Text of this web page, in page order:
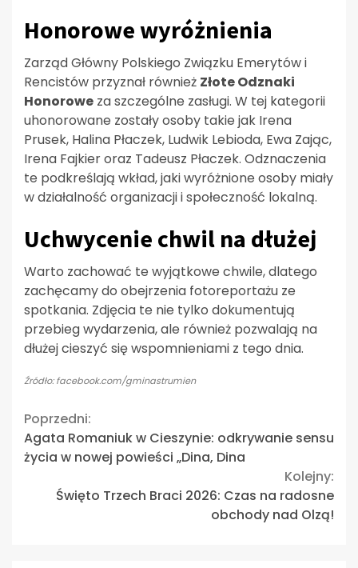
Honorowe wyróżnienia
Zarząd Główny Polskiego Związku Emerytów i
Rencistów przyznał również Złote Odznaki
Honorowe za szczególne zasługi. W tej kategorii
uhonorowane zostały osoby takie jak Irena
Prusek, Halina Płaczek, Ludwik Lebioda, Ewa Zając,
Irena Fajkier oraz Tadeusz Płaczek. Odznaczenia
te podkreślają wkład, jaki wyróżnione osoby miały
w działalność organizacji i społeczność lokalną.
Uchwycenie chwil na dłużej
Warto zachować te wyjątkowe chwile, dlatego
zachęcamy do obejrzenia fotoreportażu ze
spotkania. Zdjęcia te nie tylko dokumentują
przebieg wydarzenia, ale również pozwalają na
dłużej cieszyć się wspomnieniami z tego dnia.
Źródło: facebook.com/gminastrumien
Continue
Reading
Poprzedni:
Agata Romaniuk w Cieszynie: odkrywanie sensu
życia w nowej powieści „Dina, Dina
Kolejny:
Święto Trzech Braci 2026: Czas na radosne
obchody nad Olzą!